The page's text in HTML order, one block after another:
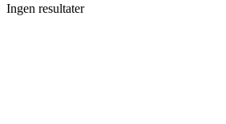
Ingen resultater